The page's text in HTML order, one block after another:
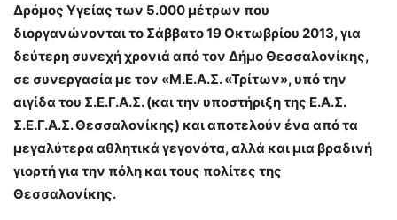
Δρόμος Υγείας των 5.000 μέτρων που
διοργανώνονται το Σάββατο 19 Οκτωβρίου 2013, για
δεύτερη συνεχή χρονιά από τον Δήμο Θεσσαλονίκης,
σε συνεργασία με τον «Μ.Ε.Α.Σ. «Τρίτων», υπό την
αιγίδα του Σ.Ε.Γ.Α.Σ. (και την υποστήριξη της Ε.Α.Σ.
Σ.Ε.Γ.Α.Σ. Θεσσαλονίκης) και αποτελούν ένα από τα
μεγαλύτερα αθλητικά γεγονότα, αλλά και μια βραδινή
γιορτή για την πόλη και τους πολίτες της
Θεσσαλονίκης.